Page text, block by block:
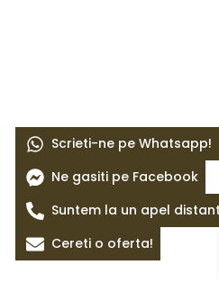
Scrieti-ne pe Whatsapp!
Ne gasiti pe Facebook
Suntem la un apel
Cereti o oferta!